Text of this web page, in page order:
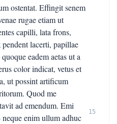
ostentat. Effingit senem
rugae etiam ut
capilli, lata frons,
lacerti, papillae
eadem aetas ut a
color indicat, vetus et
ut possint artificum
Quod me
ad emendum. Emi
enim ullum adhuc
15